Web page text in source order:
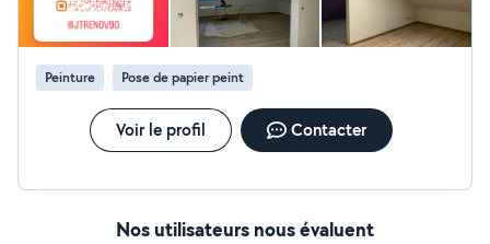
Peinture Pose de papier peint
Voir le profil Contacter
Nos utilisateurs nous évaluent